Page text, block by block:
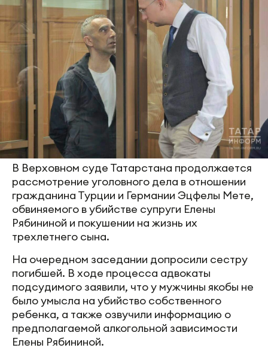
В Верховном суде Татарстана продолжается
рассмотрение уголовного дела в отношении
гражданина Турции и Германии Эцфелы Мете,
обвиняемого в убийстве супруги Елены
Рябининой и покушении на жизнь их
трехлетнего сына.
На очередном заседании допросили сестру
погибшей. В ходе процесса адвокаты
подсудимого заявили, что у мужчины якобы не
было умысла на убийство собственного
ребенка, а также озвучили информацию о
предполагаемой алкогольной зависимости
Елены Рябининой.